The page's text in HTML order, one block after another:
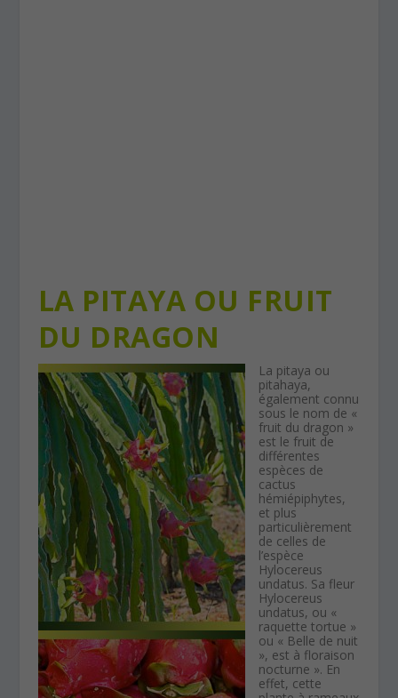
LA PITAYA OU FRUIT
DU DRAGON
La pitaya ou
pitahaya,
également connu
sous le nom de «
fruit du dragon »
est le fruit de
différentes
espèces de
cactus
hémiépiphytes,
et plus
particulièrement
de celles de
l’espèce
Hylocereus
undatus. Sa fleur
Hylocereus
undatus, ou «
raquette tortue »
ou « Belle de nuit
», est à floraison
nocturne ». En
effet, cette